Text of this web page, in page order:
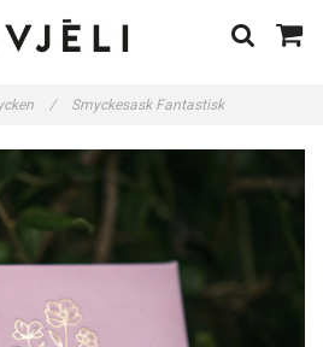
/ Smyckesask Fantastisk